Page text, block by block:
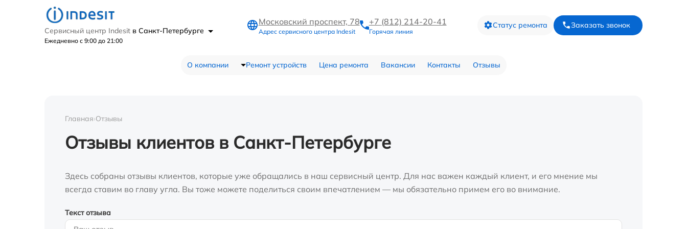
Сервисный центр Indesit в Санкт-Петербурге
Ежедневно с 9:00 до 21:00
Московский проспект, 78
Адрес сервисного центра Indesit
+7 (812) 214-20-41
Горячая линия
Статус ремонта Заказать звонок
О компании Ремонт устройств Цена ремонта Вакансии Контакты Отзывы
Главная›Отзывы
Отзывы клиентов в Санкт-Петербурге
Здесь собраны отзывы клиентов, которые уже обращались в наш сервисный центр. Для нас важен каждый клиент, и его мнение мы
всегда ставим во главу угла. Вы тоже можете поделиться своим впечатлением — мы обязательно примем его во внимание.
Текст отзыва